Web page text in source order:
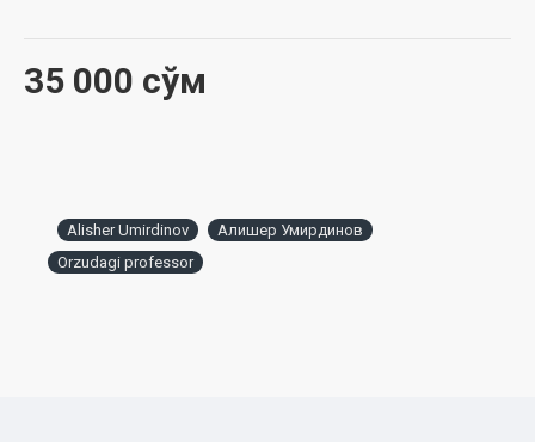
35 000 сўм
Alisher Umirdinov
Алишер Умирдинов
Orzudagi professor